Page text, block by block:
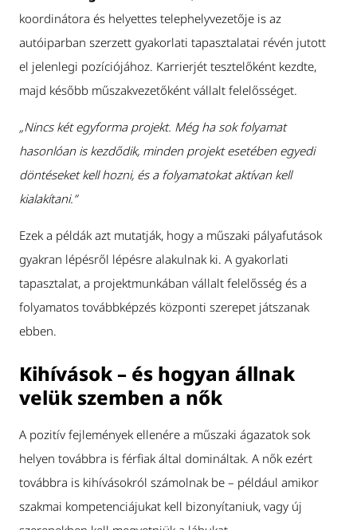
koordinátora és helyettes telephelyvezetője is az
autóiparban szerzett gyakorlati tapasztalatai révén jutott
el jelenlegi pozíciójához. Karrierjét tesztelőként kezdte,
majd később műszakvezetőként vállalt felelősséget.
„Nincs két egyforma projekt. Még ha sok folyamat
hasonlóan is kezdődik, minden projekt esetében egyedi
döntéseket kell hozni, és a folyamatokat aktívan kell
kialakítani.”
Ezek a példák azt mutatják, hogy a műszaki pályafutások
gyakran lépésről lépésre alakulnak ki. A gyakorlati
tapasztalat, a projektmunkában vállalt felelősség és a
folyamatos továbbképzés központi szerepet játszanak
ebben.
Kihívások – és hogyan állnak
velük szemben a nők
A pozitív fejlemények ellenére a műszaki ágazatok sok
helyen továbbra is férfiak által domináltak. A nők ezért
továbbra is kihívásokról számolnak be – például amikor
szakmai kompetenciájukat kell bizonyítaniuk, vagy új